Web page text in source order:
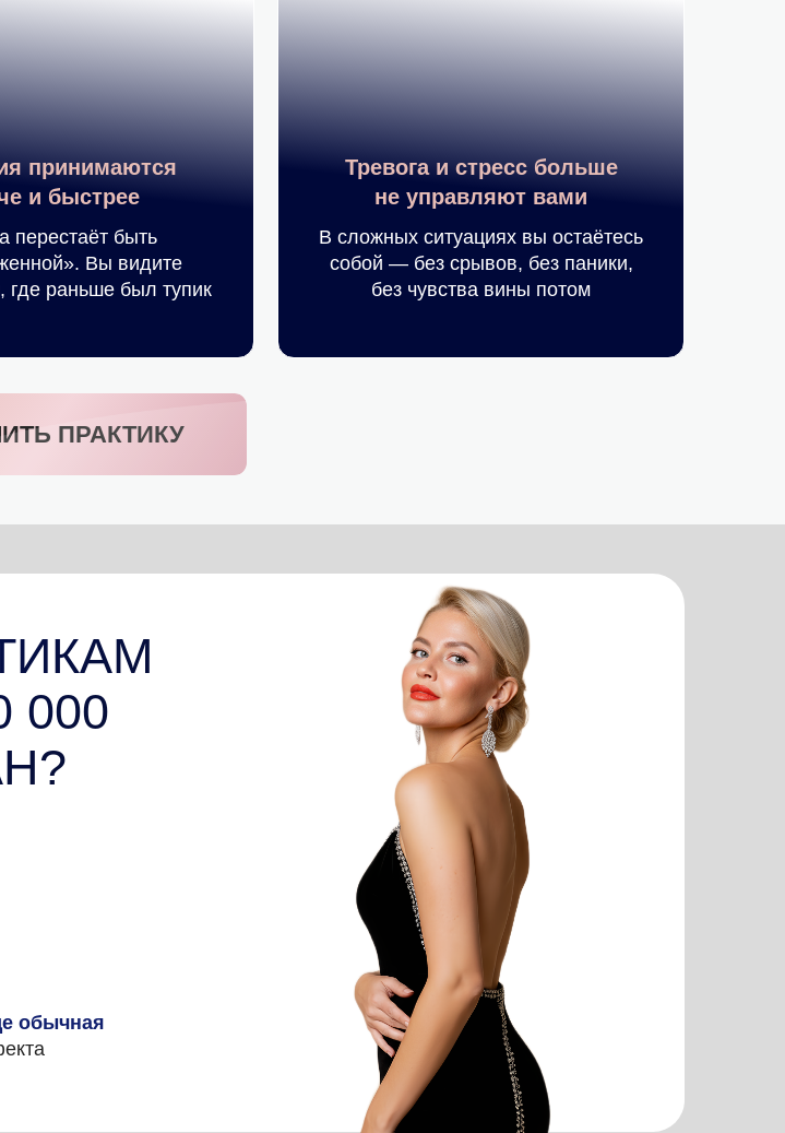
принимаются
и быстрее
перестаёт быть
Вы видите
где раньше был тупик
Тревога и стресс больше
не управляют вами
ПРАКТИКУ
В сложных ситуациях вы остаётесь
собой — без срывов, без паники,
без чувства вины потом
обычная